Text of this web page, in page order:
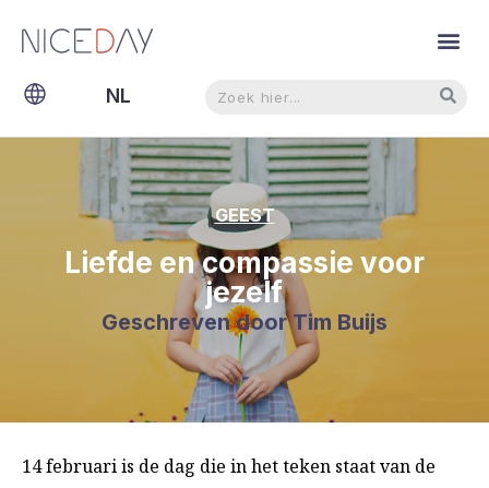
NL
EN
GEEST
Liefde en compassie voor
jezelf
Geschreven doorTim Buijs
14 februari is de dag die in het teken staat van de